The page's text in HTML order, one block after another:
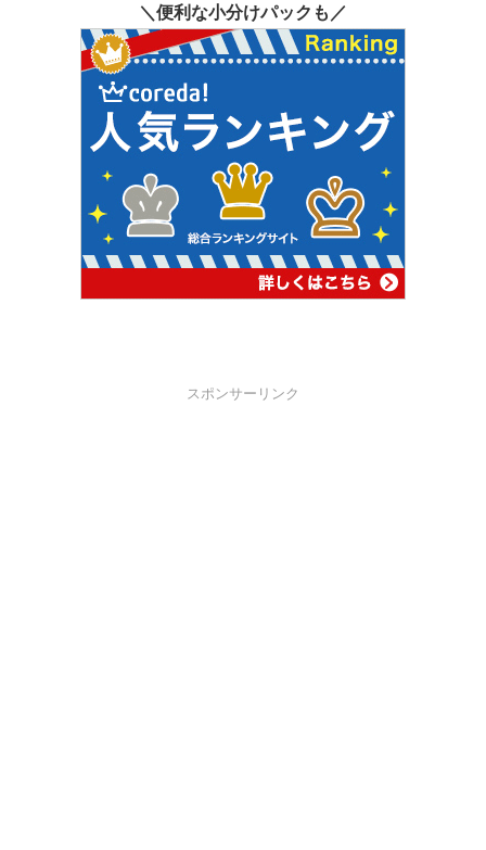
＼便利な小分けパックも／
スポンサーリンク